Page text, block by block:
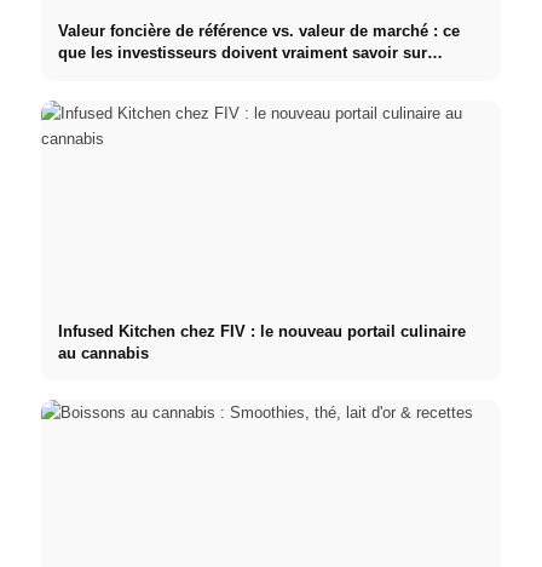
Valeur foncière de référence vs. valeur de marché : ce
que les investisseurs doivent vraiment savoir sur
Infused Kitchen chez FIV : le nouveau portail culinaire
au cannabis